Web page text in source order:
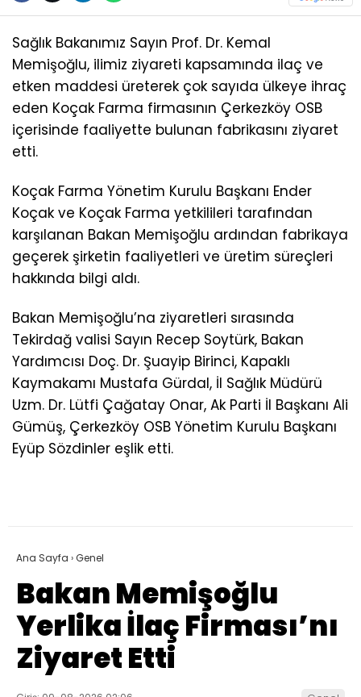
Sağlık Bakanımız Sayın Prof. Dr. Kemal
Memişoğlu, ilimiz ziyareti kapsamında ilaç ve
etken maddesi üreterek çok sayıda ülkeye ihraç
eden Koçak Farma firmasının Çerkezköy OSB
içerisinde faaliyette bulunan fabrikasını ziyaret
etti.
Koçak Farma Yönetim Kurulu Başkanı Ender
Koçak ve Koçak Farma yetkilileri tarafından
karşılanan Bakan Memişoğlu ardından fabrikaya
geçerek şirketin faaliyetleri ve üretim süreçleri
hakkında bilgi aldı.
Bakan Memişoğlu’na ziyaretleri sırasında
Tekirdağ valisi Sayın Recep Soytürk, Bakan
Yardımcısı Doç. Dr. Şuayip Birinci, Kapaklı
Kaymakamı Mustafa Gürdal, İl Sağlık Müdürü
Uzm. Dr. Lütfi Çağatay Onar, Ak Parti İl Başkanı Ali
Gümüş, Çerkezköy OSB Yönetim Kurulu Başkanı
Eyüp Sözdinler eşlik etti.
Ana Sayfa ›Genel
Bakan Memişoğlu
Yerlika İlaç Firması’nı
Ziyaret Etti